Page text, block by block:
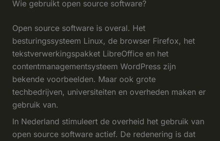
Wie gebruikt open source software?
Open source software is overal. Het
besturingssysteem Linux, de browser Firefox, het
tekstverwerkingspakket LibreOffice en het
contentmanagementsysteem WordPress zijn
bekende voorbeelden. Maar ook grote
techbedrijven, universiteiten en overheden maken er
gebruik van.
In Nederland stimuleert de overheid het gebruik van
open source software actief. De redenering is dat